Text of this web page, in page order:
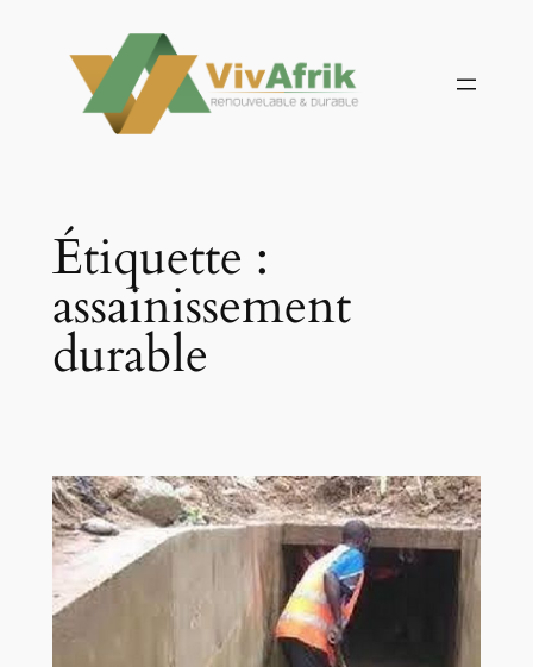
contenu
Étiquette :
assainissement
durable